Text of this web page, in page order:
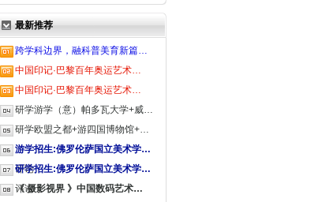
最新推荐
跨学科边界，融科普美育新篇…
中国印记·巴黎百年奥运艺术…
中国印记·巴黎百年奥运艺术…
研学游学（意）帕多瓦大学+威…
研学欧盟之都+游四国博物馆+…
游学招生:佛罗伦萨国立美术学…
评论
研学招生:佛罗伦萨国立美术学…
评论
《 摄影视界 》中国数码艺术…